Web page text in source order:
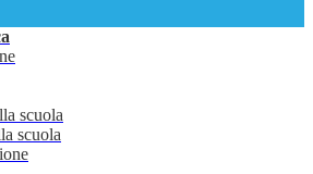
scuola
scuola